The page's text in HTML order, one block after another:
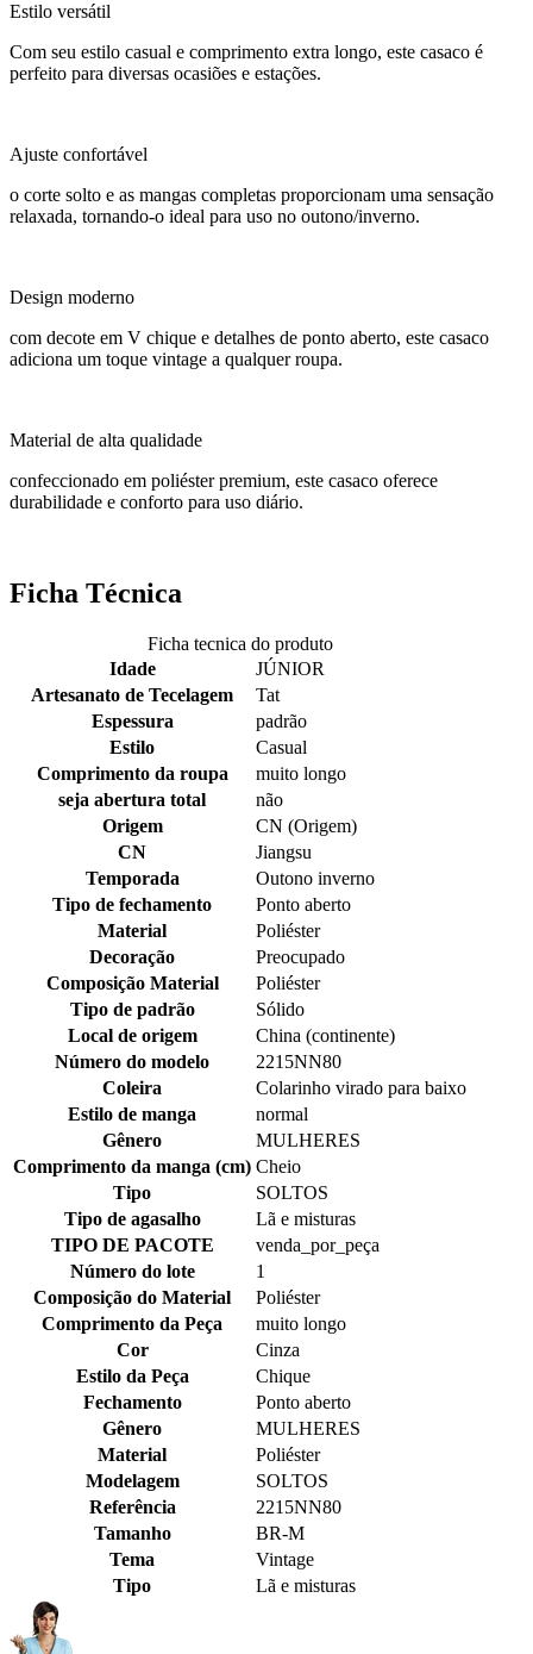
Estilo versátil
Com seu estilo casual e comprimento extra longo, este casaco é
perfeito para diversas ocasiões e estações.
Ajuste confortável
o corte solto e as mangas completas proporcionam uma sensação
relaxada, tornando-o ideal para uso no outono/inverno.
Design moderno
com decote em V chique e detalhes de ponto aberto, este casaco
adiciona um toque vintage a qualquer roupa.
Material de alta qualidade
confeccionado em poliéster premium, este casaco oferece
durabilidade e conforto para uso diário.
Ficha Técnica
Ficha tecnica do produto
Idade
JÚNIOR
Artesanato de Tecelagem
Tat
Espessura
padrão
Estilo
Casual
Comprimento da roupa
muito longo
seja abertura total
não
Origem
CN (Origem)
CN
Jiangsu
Temporada
Outono inverno
Tipo de fechamento
Ponto aberto
Material
Poliéster
Decoração
Preocupado
Composição Material
Poliéster
Tipo de padrão
Sólido
Local de origem
China (continente)
Número do modelo
2215NN80
Coleira
Colarinho virado para baixo
Estilo de manga
normal
Gênero
MULHERES
Comprimento da manga (cm) Cheio
Tipo
SOLTOS
Tipo de agasalho
Lã e misturas
TIPO DE PACOTE
venda_por_peça
Número do lote
1
Composição do Material
Poliéster
Comprimento da Peça
muito longo
Cor
Cinza
Estilo da Peça
Chique
Fechamento
Ponto aberto
Gênero
MULHERES
Material
Poliéster
Modelagem
SOLTOS
Referência
2215NN80
Tamanho
BR-M
Tema
Vintage
Tipo
Lã e misturas